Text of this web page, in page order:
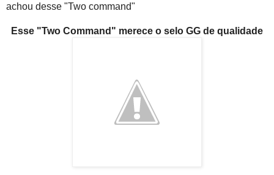
achou desse "Two command"
Esse "Two Command" merece o selo GG de qualidade